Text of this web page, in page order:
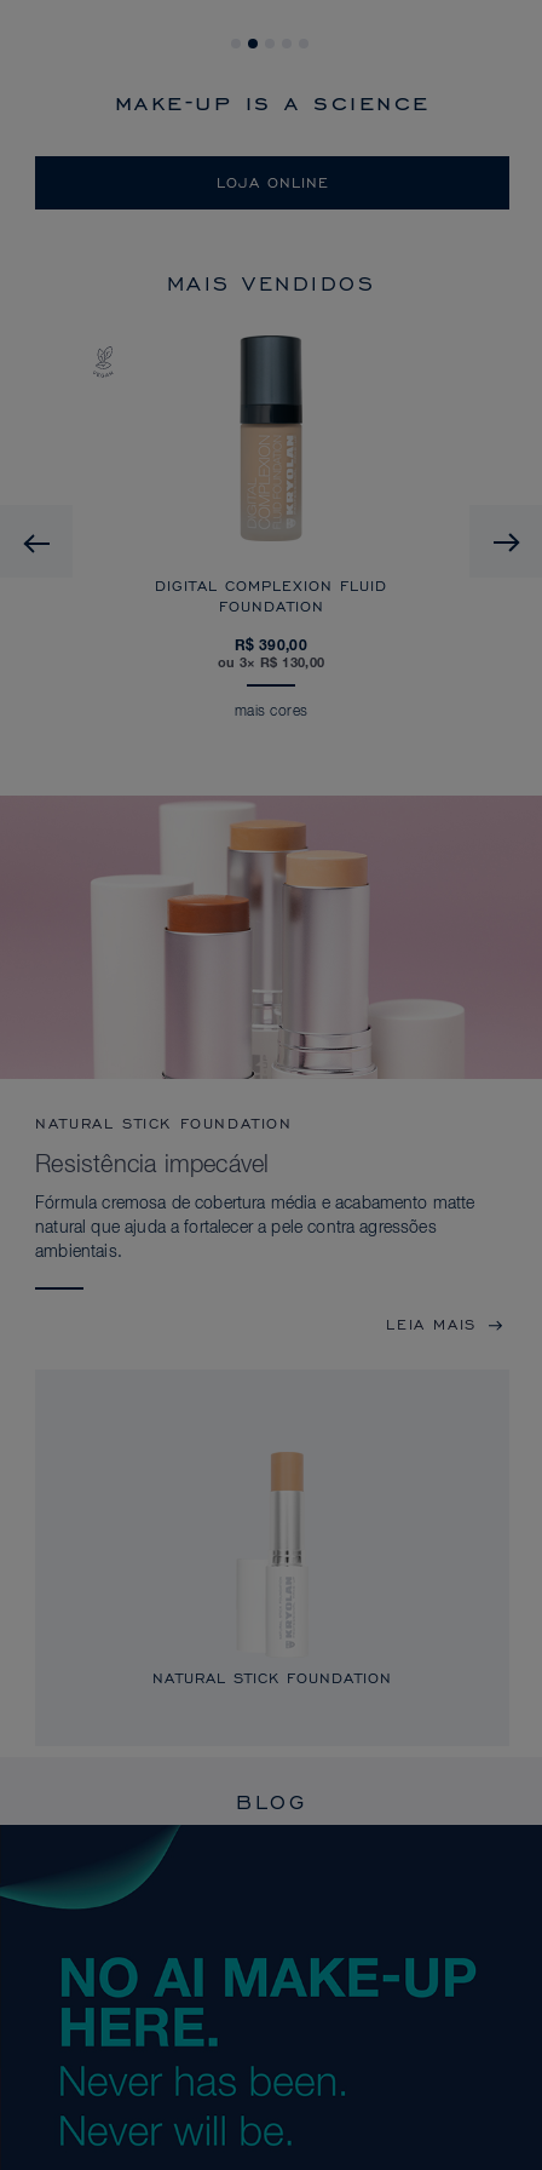
make-up is a science
LOJA ONLINE
MAIS VENDIDOS
Previous
DIGITAL COMPLEXION FLUID
FOUNDATION
R$ 390,00
ou 3× R$ 130,00
mais cores
NATURAL STICK FOUNDATION
Resistência impecável
Fórmula cremosa de cobertura média e acabamento matte
natural que ajuda a fortalecer a pele contra agressões
ambientais.
LEIA MAIS
NATURAL STICK FOUNDATION
BLOG